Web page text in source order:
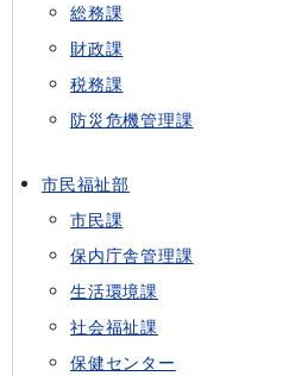
総務課
財政課
税務課
防災危機管理課
市民福祉部
市民課
保内庁舎管理課
生活環境課
社会福祉課
保健センター